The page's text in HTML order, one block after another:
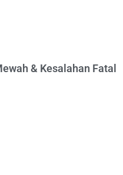
& Kesalahan Fatal